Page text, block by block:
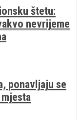
štetu:
nevrijeme
ponavljaju se